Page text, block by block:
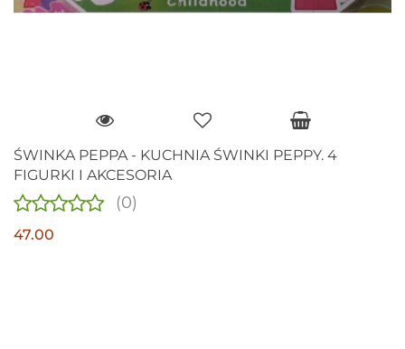
ŚWINKA PEPPA - KUCHNIA ŚWINKI PEPPY. 4
FIGURKI I AKCESORIA
(0)
47.00